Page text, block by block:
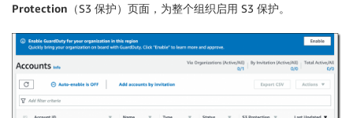
Protection （S3 保护）页面，为整个组织启用 S3 保护。